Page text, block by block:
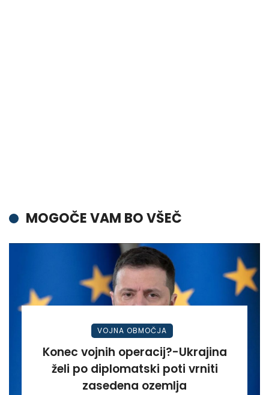
MOGOČE VAM BO VŠEČ
VOJNA OBMOČJA
Konec vojnih operacij?-Ukrajina
želi po diplomatski poti vrniti
zasedena ozemlja